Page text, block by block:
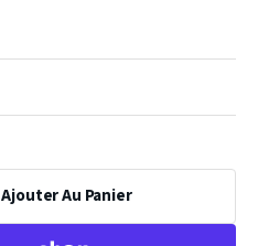
Ajouter Au Panier